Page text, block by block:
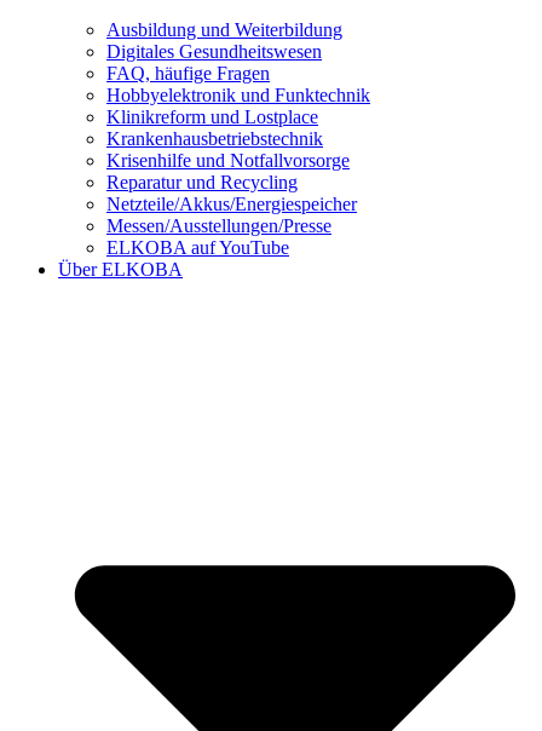
Ausbildung und Weiterbildung
Digitales Gesundheitswesen
FAQ, häufige Fragen
Hobbyelektronik und Funktechnik
Klinikreform und Lostplace
Krankenhausbetriebstechnik
Krisenhilfe und Notfallvorsorge
Reparatur und Recycling
Netzteile/Akkus/Energiespeicher
Messen/Ausstellungen/Presse
ELKOBA auf YouTube
Über ELKOBA